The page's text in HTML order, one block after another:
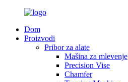
Dom
Proizvodi
Pribor za alate
Mašina za mlevenje
Precision Vise
Chamfer